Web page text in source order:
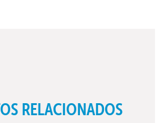
RELACIONADOS